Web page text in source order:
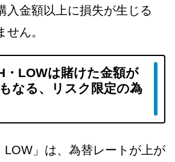
入金額以上に損失が生じる
ん。
・LOWは賭けた金額が
なる、リスク限定の為
LOW」は、為替レートが上が